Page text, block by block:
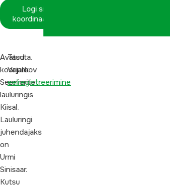
Logi sisse
koordinaatorina
Avatud
kooriproov
Seeniorite
lauluringis
Kiisal.
Lauluringi
juhendajaks
on
Urmi
Sinisaar.
Kutsu
Tasuta.
Vajalik
eelregistreerimine